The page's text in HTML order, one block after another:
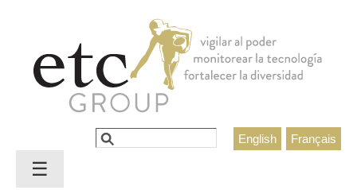
Français
English
Formulario de búsqueda
Buscar
☰